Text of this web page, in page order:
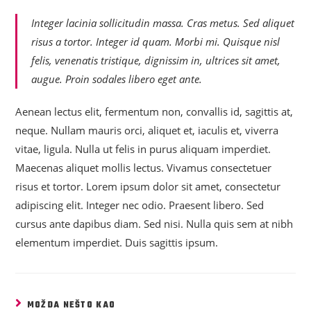
Integer lacinia sollicitudin massa. Cras metus. Sed aliquet
risus a tortor. Integer id quam. Morbi mi. Quisque nisl
felis, venenatis tristique, dignissim in, ultrices sit amet,
augue. Proin sodales libero eget ante.
Aenean lectus elit, fermentum non, convallis id, sagittis at,
neque. Nullam mauris orci, aliquet et, iaculis et, viverra
vitae, ligula. Nulla ut felis in purus aliquam imperdiet.
Maecenas aliquet mollis lectus. Vivamus consectetuer
risus et tortor. Lorem ipsum dolor sit amet, consectetur
adipiscing elit. Integer nec odio. Praesent libero. Sed
cursus ante dapibus diam. Sed nisi. Nulla quis sem at nibh
elementum imperdiet. Duis sagittis ipsum.
MOŽDA NEŠTO KAO